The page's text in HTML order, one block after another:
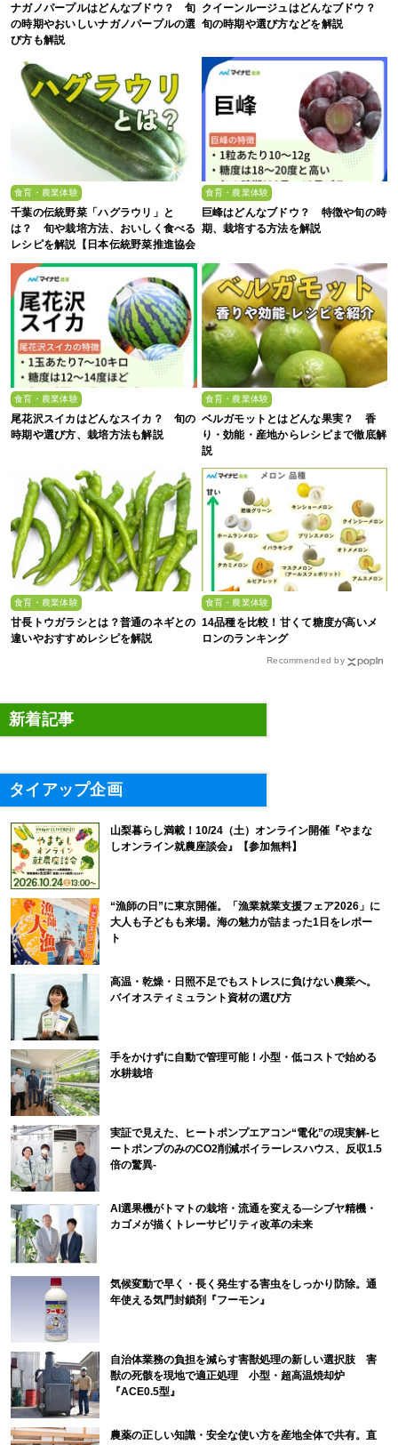
ナガノパープルはどんなブドウ？ 旬
の時期やおいしいナガノパープルの選
び方も解説
クイーンルージュはどんなブドウ？
旬の時期や選び方などを解説
食育・農業体験
千葉の伝統野菜「ハグラウリ」と
は？ 旬や栽培方法、おいしく食べる
レシピを解説【日本伝統野菜推進協会
監修】
食育・農業体験
巨峰はどんなブドウ？ 特徴や旬の時
期、栽培する方法を解説
食育・農業体験
尾花沢スイカはどんなスイカ？ 旬の
時期や選び方、栽培方法も解説
食育・農業体験
ベルガモットとはどんな果実？ 香
り・効能・産地からレシピまで徹底解
説
食育・農業体験
甘長トウガラシとは？普通のネギとの
違いやおすすめレシピを解説
食育・農業体験
14品種を比較！甘くて糖度が高いメ
ロンのランキング
Recommended by
新着記事
タイアップ企画
山梨暮らし満載！10/24（土）オンライン開催『やまな
しオンライン就農座談会』【参加無料】
“漁師の日”に東京開催。「漁業就業支援フェア2026」に
大人も子どもも来場。海の魅力が詰まった1日をレポー
ト
高温・乾燥・日照不足でもストレスに負けない農業へ。
バイオスティミュラント資材の選び方
手をかけずに自動で管理可能！小型・低コストで始める
水耕栽培
実証で見えた、ヒートポンプエアコン“電化”の現実解-ヒ
ートポンプのみのCO2削減ボイラーレスハウス、反収1.5
倍の驚異-
AI選果機がトマトの栽培・流通を変える―シブヤ精機・
カゴメが描くトレーサビリティ改革の未来
気候変動で早く・長く発生する害虫をしっかり防除。通
年使える気門封鎖剤『フーモン』
自治体業務の負担を減らす害獣処理の新しい選択肢 害
獣の死骸を現地で適正処理 小型・超高温焼却炉
『ACE0.5型』
農薬の正しい知識・安全な使い方を産地全体で共有。直